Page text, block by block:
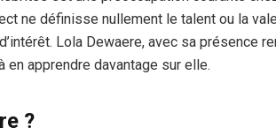
ne définisse nullement le talent ou la
Lola Dewaere, avec sa présence
en apprendre davantage sur elle.
?